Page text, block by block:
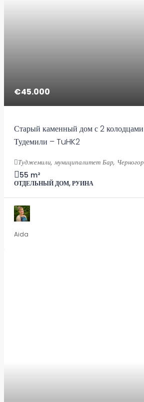
€45.000
Старый каменный дом с 2
Тудемили – TuHK2
Туджемили, муниципалитет Бар,
55 m²
ОТДЕЛЬНЫЙ ДОМ, РУИНА
Aida